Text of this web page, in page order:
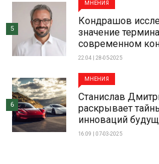
МНЕНИЯ
Кондрашов
значение
современном
22:04 | 28-05-2025
5
МНЕНИЯ
Станислав
раскрывает
инноваций
16:09 | 07-03-2025
6